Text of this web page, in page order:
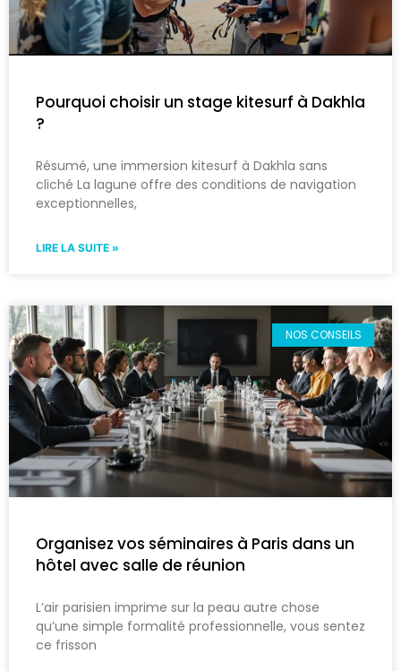
Pourquoi choisir un stage kitesurf à Dakhla
?
Résumé, une immersion kitesurf à Dakhla sans
cliché La lagune offre des conditions de navigation
exceptionnelles,
LIRE LA SUITE »
NOS CONSEILS
Organisez vos séminaires à Paris dans un
hôtel avec salle de réunion
L’air parisien imprime sur la peau autre chose
qu’une simple formalité professionnelle, vous sentez
ce frisson